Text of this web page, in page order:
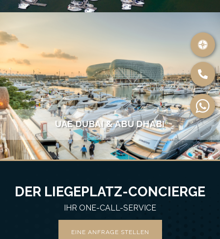
UAE DUBAI & ABU DHABI
DER LIEGEPLATZ-CONCIERGE
IHR ONE-CALL-SERVICE
EINE ANFRAGE STELLEN